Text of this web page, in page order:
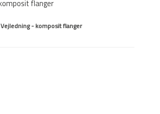
Vejledning - komposit flanger